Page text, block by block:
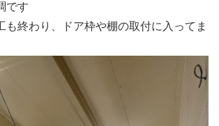
です
も終わり、ドア枠や棚の取付に入ってま